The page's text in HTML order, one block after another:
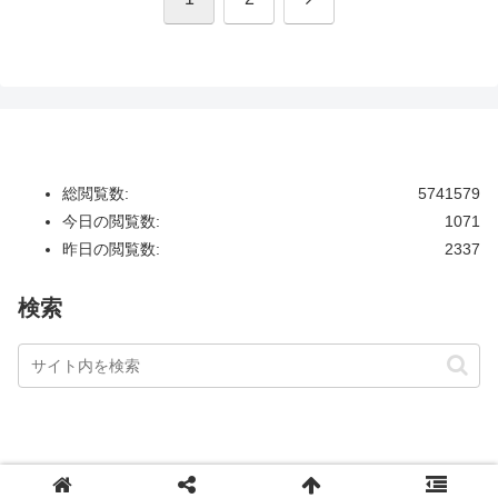
5741579
総閲覧数:
1071
今日の閲覧数:
2337
昨日の閲覧数:
検索
Copyright © 2013 hrdfilms.com All Rights Reserved.